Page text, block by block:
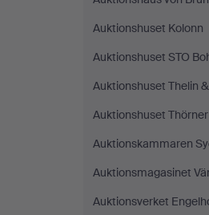
Auktionshuset Kolonn
Auktionshuset STO
Auktionshuset Thelin
Auktionshuset
Auktionskammaren
Auktionsmagasinet
Auktionsverket